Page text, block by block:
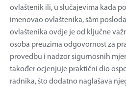
ovlaštenik ili, u slučajevima kada
imenovao ovlaštenika, sâm
ovlaštenika ovdje je od ključne
osoba preuzima odgovornost za
provedbu i nadzor sigurnosnih
također ocjenjuje praktični dio
radnika, što dodatno naglašava